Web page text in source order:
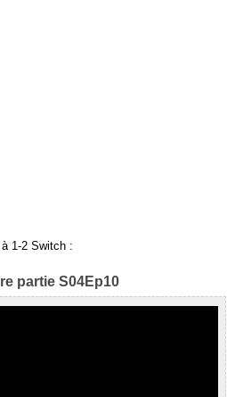
1-2 Switch :
partie S04Ep10